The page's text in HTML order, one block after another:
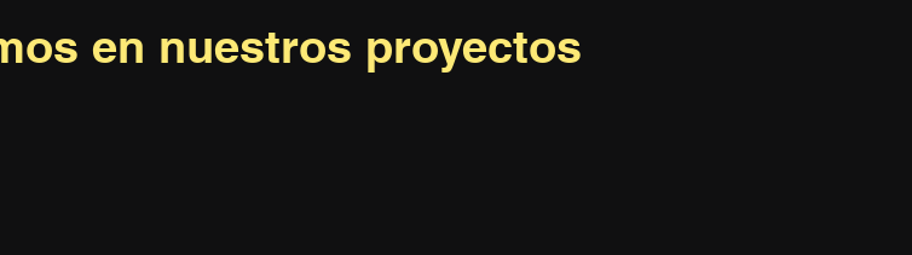
en nuestros proyectos